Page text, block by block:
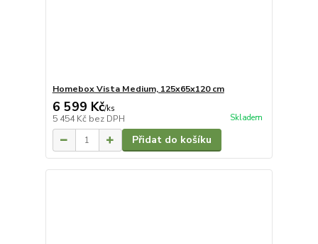
Homebox Vista Medium, 125x65x120 cm
6 599 Kč/ks
5 454 Kč bez DPH Skladem
Přidat do košíku